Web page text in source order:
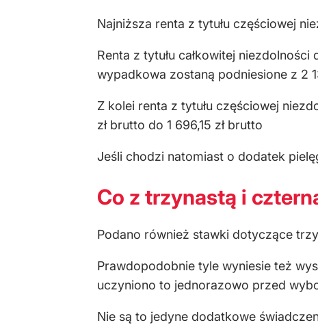
Najniższa renta z tytułu częściowej
Renta z tytułu całkowitej
wypadkowa zostaną podniesione z 2
Z kolei renta z tytułu częściowej
zł brutto do 1 696,15 zł brutto
Jeśli chodzi natomiast o dodatek
Co z trzynastą i
Podano również stawki dotyczące
Prawdopodobnie tyle wyniesie też
uczyniono to jednorazowo przed
Nie są to jedyne dodatkowe